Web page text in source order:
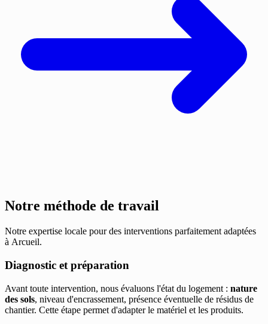
Notre méthode de travail
Notre expertise locale pour des interventions parfaitement adaptées
à Arcueil.
Diagnostic et préparation
Avant toute intervention, nous évaluons l'état du logement : nature
des sols, niveau d'encrassement, présence éventuelle de résidus de
chantier. Cette étape permet d'adapter le matériel et les produits.